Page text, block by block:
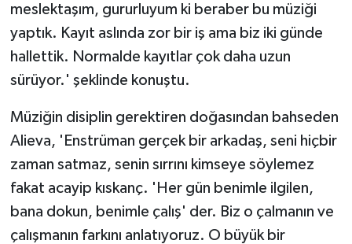
meslektaşım, gururluyum ki beraber bu müziği
yaptık. Kayıt aslında zor bir iş ama biz iki günde
hallettik. Normalde kayıtlar çok daha uzun
sürüyor.' şeklinde konuştu.
Müziğin disiplin gerektiren doğasından bahseden
Alieva, 'Enstrüman gerçek bir arkadaş, seni hiçbir
zaman satmaz, senin sırrını kimseye söylemez
fakat acayip kıskanç. 'Her gün benimle ilgilen,
bana dokun, benimle çalış' der. Biz o çalmanın ve
çalışmanın farkını anlatıyoruz. O büyük bir